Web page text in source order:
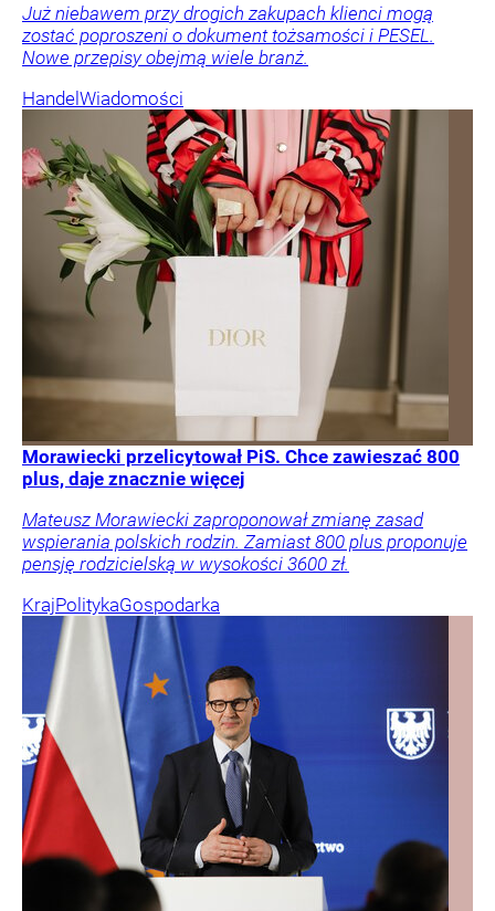
Już niebawem przy drogich zakupach klienci mogą
zostać poproszeni o dokument tożsamości i PESEL.
Nowe przepisy obejmą wiele branż.
HandelWiadomości
Morawiecki przelicytował PiS. Chce zawieszać 800
plus, daje znacznie więcej
Mateusz Morawiecki zaproponował zmianę zasad
wspierania polskich rodzin. Zamiast 800 plus proponuje
pensję rodzicielską w wysokości 3600 zł.
KrajPolitykaGospodarka